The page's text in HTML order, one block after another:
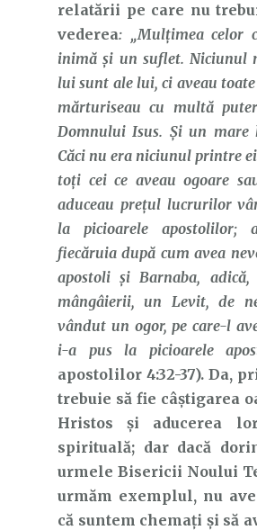
relatării pe care nu
vederea: „Mulţimea celor
inimă şi un suflet. Niciunul
lui sunt ale lui, ci aveau
mărturiseau cu multă
Domnului Isus. Şi un mare
Căci nu era niciunul printre
toţi cei ce aveau ogoare
aduceau preţul lucrurilor
la picioarele apostolilor;
fiecăruia după cum avea
apostoli şi Barnaba,
mângâierii, un Levit, de
vândut un ogor, pe care-l
i-a pus la picioarele
apostolilor 4:32-37). Da,
trebuie să fie câștigarea
Hristos și aducerea
spirituală; dar dacă
urmele Bisericii Noului
urmăm exemplul, nu
că suntem chemați și să